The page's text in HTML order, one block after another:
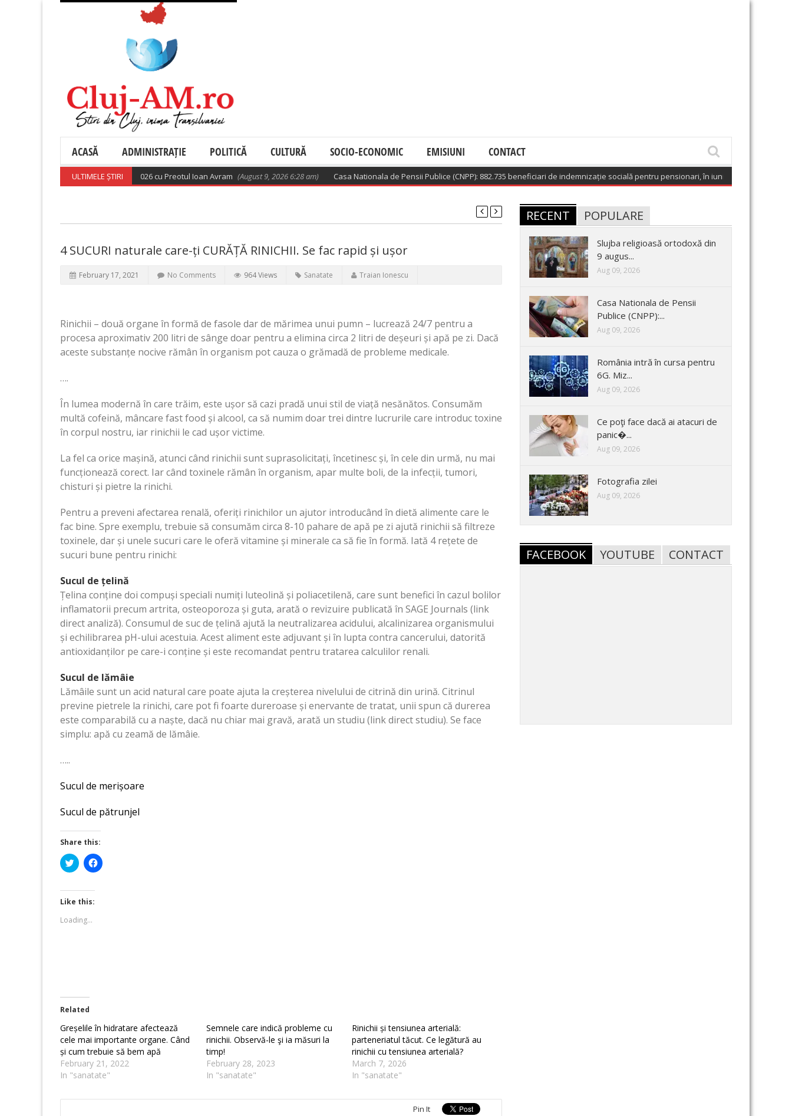
ACASĂ ADMINISTRAȚIE POLITICĂ CULTURĂ SOCIO-ECONOMIC EMISIUNI CONTACT
ULTIMELE ȘTIRI
ortodoxă din 9 august 2026 cu Preotul Ioan Avram (August 9, 2026 6:28 am) Casa Nationala de Pensii Publice (CNPP): 882.735 beneficiari de indemnizație socială pentru pensionari, în iunie 2026
4 SUCURI naturale care-ți CURĂȚĂ RINICHII. Se fac rapid și ușor
February 17, 2021 No Comments 964 Views Sanatate Traian Ionescu
Rinichii – două organe în formă de fasole dar de mărimea unui pumn – lucrează 24/7 pentru a
procesa aproximativ 200 litri de sânge doar pentru a elimina circa 2 litri de deșeuri și apă pe zi. Dacă
aceste substanțe nocive rămân în organism pot cauza o grămadă de probleme medicale.
….
În lumea modernă în care trăim, este ușor să cazi pradă unui stil de viață nesănătos. Consumăm
multă cofeină, mâncare fast food și alcool, ca să numim doar trei dintre lucrurile care introduc toxine
în corpul nostru, iar rinichii le cad ușor victime.
La fel ca orice mașină, atunci când rinichii sunt suprasolicitați, încetinesc și, în cele din urmă, nu mai
funcționează corect. Iar când toxinele rămân în organism, apar multe boli, de la infecții, tumori,
chisturi și pietre la rinichi.
Pentru a preveni afectarea renală, oferiți rinichilor un ajutor introducând în dietă alimente care le
fac bine. Spre exemplu, trebuie să consumăm circa 8-10 pahare de apă pe zi ajută rinichii să filtreze
toxinele, dar și unele sucuri care le oferă vitamine și minerale ca să fie în formă. Iată 4 rețete de
sucuri bune pentru rinichi:
Sucul de țelină
Țelina conține doi compuși speciali numiți luteolină și poliacetilenă, care sunt benefici în cazul bolilor
inflamatorii precum artrita, osteoporoza și guta, arată o revizuire publicată în SAGE Journals (link
direct analiză). Consumul de suc de țelină ajută la neutralizarea acidului, alcalinizarea organismului
și echilibrarea pH-ului acestuia. Acest aliment este adjuvant și în lupta contra cancerului, datorită
antioxidanților pe care-i conține și este recomandat pentru tratarea calculilor renali.
Sucul de lămâie
Lămâile sunt un acid natural care poate ajuta la creșterea nivelului de citrină din urină. Citrinul
previne pietrele la rinichi, care pot fi foarte dureroase și enervante de tratat, unii spun că durerea
este comparabilă cu a naște, dacă nu chiar mai gravă, arată un studiu (link direct studiu). Se face
simplu: apă cu zeamă de lămâie.
…..
Sucul de merișoare
Sucul de pătrunjel
Share this:
Click
to
Twitter
(Opens
in
new
window)
Click
to
Like this:
Loading...
Related
Greșelile în hidratare afectează
cele mai importante organe. Când
și cum trebuie să bem apă
February 21, 2022
In "sanatate"
Semnele care indică probleme cu
rinichii. Observă-le şi ia măsuri la
timp!
February 28, 2023
In "sanatate"
Rinichii și tensiunea arterială:
parteneriatul tăcut. Ce legătură au
rinichii cu tensiunea arterială?
March 7, 2026
In "sanatate"
Pin It
RECENT POPULARE
Slujba religioasă ortodoxă din
9 augus...
Aug 09, 2026
Casa Nationala de Pensii
Publice (CNPP):...
Aug 09, 2026
România intră în cursa pentru
6G. Miz...
Aug 09, 2026
Ce poţi face dacă ai atacuri de
panic�...
Aug 09, 2026
Fotografia zilei
Aug 09, 2026
FACEBOOK YOUTUBE CONTACT